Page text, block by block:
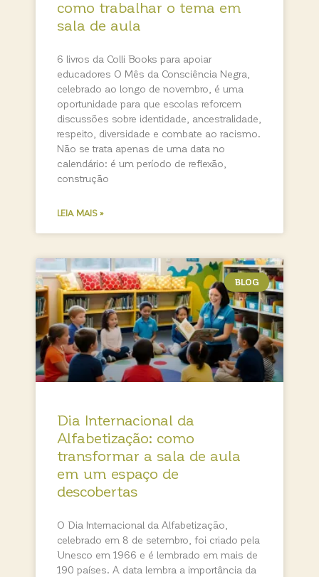
como trabalhar o tema em
sala de aula
6 livros da Colli Books para apoiar
educadores O Mês da Consciência Negra,
celebrado ao longo de novembro, é uma
oportunidade para que escolas reforcem
discussões sobre identidade, ancestralidade,
respeito, diversidade e combate ao racismo.
Não se trata apenas de uma data no
calendário: é um período de reflexão,
construção
LEIA MAIS »
BLOG
Dia Internacional da
Alfabetização: como
transformar a sala de aula
em um espaço de
descobertas
O Dia Internacional da Alfabetização,
celebrado em 8 de setembro, foi criado pela
Unesco em 1966 e é lembrado em mais de
190 países. A data lembra a importância da